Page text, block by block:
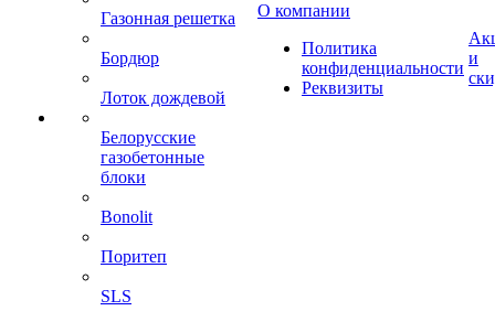
Газонная решетка
Бордюр
Лоток дождевой
Белорусские
газобетонные
блоки
Bonolit
Поритеп
SLS
О компании
Политика
конфиденциальности
Реквизиты
и